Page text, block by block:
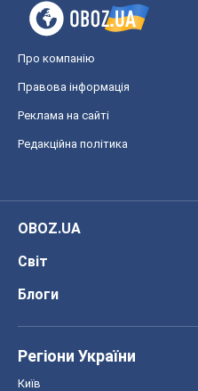
Про компанію
Правова інформація
Реклама на сайті
Редакційна політика
OBOZ.UA
Світ
Блоги
Регіони України
Київ